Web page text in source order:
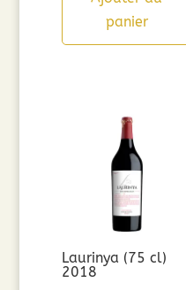
panier
Laurinya (75 cl)
2018